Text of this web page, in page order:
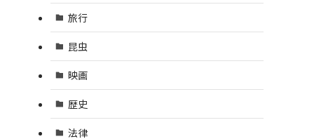
旅行
昆虫
映画
歴史
法律